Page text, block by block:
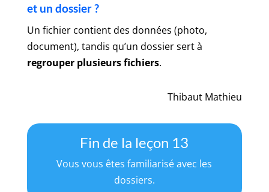
et un dossier ?
Un fichier contient des données (photo,
document), tandis qu’un dossier sert à
regrouper plusieurs fichiers.
Thibaut Mathieu
Fin de la leçon 13
Vous vous êtes familiarisé avec les
dossiers.